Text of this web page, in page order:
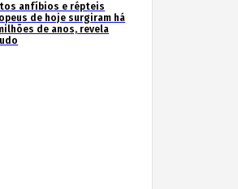
anfíbios e répteis
de hoje surgiram há
de anos, revela